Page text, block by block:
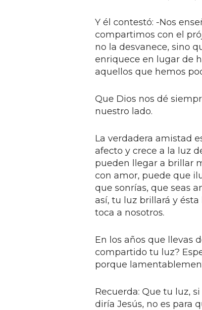
Y él contestó: -Nos
compartimos con el
no la desvanece, sino
enriquece en lugar de
aquellos que hemos
Que Dios nos dé
nuestro lado.
La verdadera amistad
afecto y crece a la luz
pueden llegar a brillar
con amor, puede que
que sonrías, que seas
así, tu luz brillará y
toca a nosotros.
En los años que llevas
compartido tu luz?
porque
Recuerda: Que tu luz,
diría Jesús, no es para